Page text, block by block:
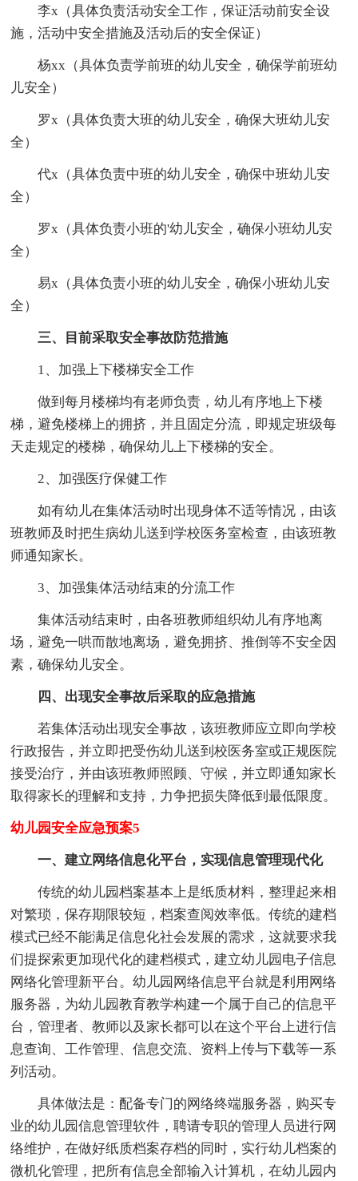
李x（具体负责活动安全工作，保证活动前安全设
施，活动中安全措施及活动后的安全保证）
杨xx（具体负责学前班的幼儿安全，确保学前班幼
儿安全）
罗x（具体负责大班的幼儿安全，确保大班幼儿安
全）
代x（具体负责中班的幼儿安全，确保中班幼儿安
全）
罗x（具体负责小班的'幼儿安全，确保小班幼儿安
全）
易x（具体负责小班的幼儿安全，确保小班幼儿安
全）
三、目前采取安全事故防范措施
1、加强上下楼梯安全工作
做到每月楼梯均有老师负责，幼儿有序地上下楼
梯，避免楼梯上的拥挤，并且固定分流，即规定班级每
天走规定的楼梯，确保幼儿上下楼梯的安全。
2、加强医疗保健工作
如有幼儿在集体活动时出现身体不适等情况，由该
班教师及时把生病幼儿送到学校医务室检查，由该班教
师通知家长。
3、加强集体活动结束的分流工作
集体活动结束时，由各班教师组织幼儿有序地离
场，避免一哄而散地离场，避免拥挤、推倒等不安全因
素，确保幼儿安全。
四、出现安全事故后采取的应急措施
若集体活动出现安全事故，该班教师应立即向学校
行政报告，并立即把受伤幼儿送到校医务室或正规医院
接受治疗，并由该班教师照顾、守候，并立即通知家长
取得家长的理解和支持，力争把损失降低到最低限度。
幼儿园安全应急预案5
一、建立网络信息化平台，实现信息管理现代化
传统的幼儿园档案基本上是纸质材料，整理起来相
对繁琐，保存期限较短，档案查阅效率低。传统的建档
模式已经不能满足信息化社会发展的需求，这就要求我
们提探索更加现代化的建档模式，建立幼儿园电子信息
网络化管理新平台。幼儿园网络信息平台就是利用网络
服务器，为幼儿园教育教学构建一个属于自己的信息平
台，管理者、教师以及家长都可以在这个平台上进行信
息查询、工作管理、信息交流、资料上传与下载等一系
列活动。
具体做法是：配备专门的网络终端服务器，购买专
业的幼儿园信息管理软件，聘请专职的管理人员进行网
络维护，在做好纸质档案存档的同时，实行幼儿档案的
微机化管理，把所有信息全部输入计算机，在幼儿园内